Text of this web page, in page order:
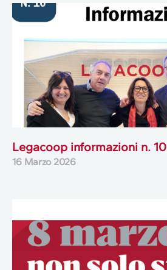
Legacoop informazioni n. 10
16 Marzo 2026